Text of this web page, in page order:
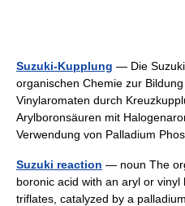
Suzuki-Kupplung — Die
organischen Chemie zur
Vinylaromaten durch
Arylboronsäuren mit
Verwendung von Palladium
Suzuki reaction — noun The
boronic acid with an aryl or
triflates, catalyzed by a